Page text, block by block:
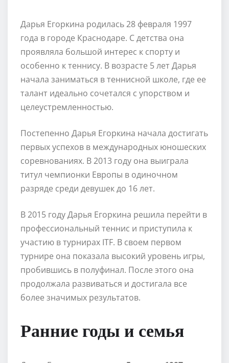
Дарья Егоркина родилась 28 февраля 1997
года в городе Краснодаре. С детства она
проявляла большой интерес к спорту и
особенно к теннису. В возрасте 5 лет Дарья
начала заниматься в теннисной школе, где ее
талант идеально сочетался с упорством и
целеустремленностью.
Постепенно Дарья Егоркина начала достигать
первых успехов в международных юношеских
соревнованиях. В 2013 году она выиграла
титул чемпионки Европы в одиночном
разряде среди девушек до 16 лет.
В 2015 году Дарья Егоркина решила перейти в
профессиональный теннис и приступила к
участию в турнирах ITF. В своем первом
турнире она показала высокий уровень игры,
пробившись в полуфинал. После этого она
продолжала развиваться и достигала все
более значимых результатов.
Ранние годы и семья